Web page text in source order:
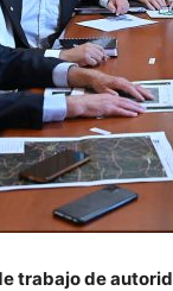
trabajo de